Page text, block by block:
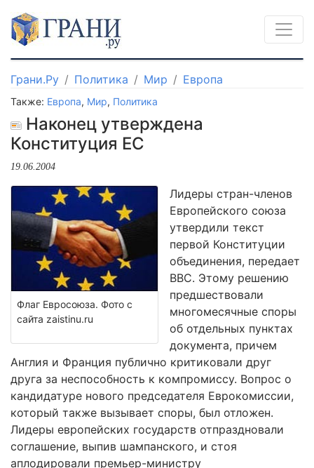
Грани.Ру Политика Мир Европа
Также: Европа, Мир, Политика
Наконец утверждена
Конституция ЕС
19.06.2004
Флаг Евросоюза. Фото с
сайта zaistinu.ru
Лидеры стран-членов
Европейского союза
утвердили текст
первой Конституции
объединения, передает
BBC. Этому решению
предшествовали
многомесячные споры
об отдельных пунктах
документа, причем
Англия и Франция публично критиковали друг
друга за неспособность к компромиссу. Вопрос о
кандидатуре нового председателя Еврокомиссии,
который также вызывает споры, был отложен.
Лидеры европейских государств отпраздновали
соглашение, выпив шампанского, и стоя
аплодировали премьер-министру